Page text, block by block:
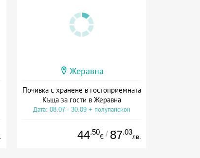
Жеравна
Почивка с хранене в гостоприемната
Къща за гости в Жеравна
Дата: 08.07 - 30.09 + полупансион
44.50
€ / 87.03
лв.